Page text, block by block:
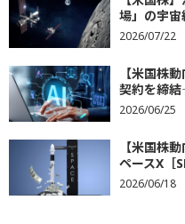
場」の宇
2026/07/22
【米国株
契約を締
2026/06/25
【米国株
ペースX［
2026/06/18